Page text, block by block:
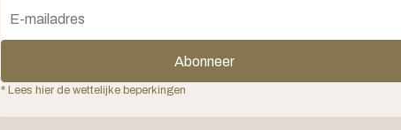
Abonneer
* Lees hier de wettelijke beperkingen